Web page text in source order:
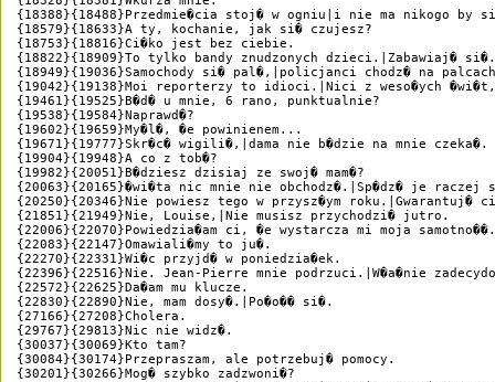
{18388}{18488}Przedmie�cia stoj� w ogniu|i nie ma nikogo by
{18579}{18633}A ty, kochanie, jak si� czujesz?
{18753}{18816}Ci�ko jest bez ciebie.
{18822}{18909}To tylko bandy znudzonych dzieci.|Zabawiaj� si�.
{18949}{19036}Samochody si� pal�,|policjanci chodz� na
{19042}{19138}Moi reporterzy to idioci.|Nici z weso�ych
{19461}{19525}B�d� u mnie, 6 rano, punktualnie?
{19538}{19584}Naprawd�?
{19602}{19659}My�l�, �e powinienem...
{19671}{19777}Skr�c� wigili�,|dama nie b�dzie na mnie czeka�.
{19904}{19948}A co z tob�?
{19982}{20051}B�dziesz dzisiaj ze swoj� mam�?
{20063}{20165}�wi�ta nic mnie nie obchodz�.|Sp�dz� je raczej
{20250}{20346}Nie powiesz tego w przysz�ym roku.|Gwarantuj�
{21851}{21949}Nie, Louise,|Nie musisz przychodzi� jutro.
{22006}{22070}Powiedzia�am ci, �e wystarcza mi moja samotno��.
{22083}{22147}Omawiali�my to ju�.
{22270}{22331}Wi�c przyjd� w poniedzia�ek.
{22396}{22516}Nie. Jean-Pierre mnie podrzuci.|W�a�nie
{22572}{22625}Da�am mu klucze.
{22830}{22890}Nie, mam dosy�.|Po�o�� si�.
{27166}{27208}Cholera.
{29767}{29813}Nic nie widz�.
{30037}{30069}Kto tam?
{30084}{30174}Przepraszam, ale potrzebuj� pomocy.
{30201}{30266}Mog� szybko zadzwoni�?